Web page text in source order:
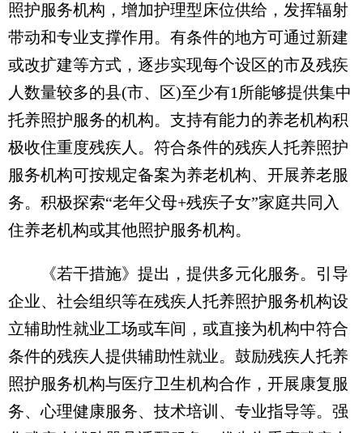
照护服务机构，增加护理型床位供给，发挥辐射
带动和专业支撑作用。有条件的地方可通过新建
或改扩建等方式，逐步实现每个设区的市及残疾
人数量较多的县(市、区)至少有1所能够提供集中
托养照护服务的机构。支持有能力的养老机构积
极收住重度残疾人。符合条件的残疾人托养照护
服务机构可按规定备案为养老机构、开展养老服
务。积极探索“老年父母+残疾子女”家庭共同入
住养老机构或其他照护服务机构。
《若干措施》提出，提供多元化服务。引导
企业、社会组织等在残疾人托养照护服务机构设
立辅助性就业工场或车间，或直接为机构中符合
条件的残疾人提供辅助性就业。鼓励残疾人托养
照护服务机构与医疗卫生机构合作，开展康复服
务、心理健康服务、技术培训、专业指导等。强